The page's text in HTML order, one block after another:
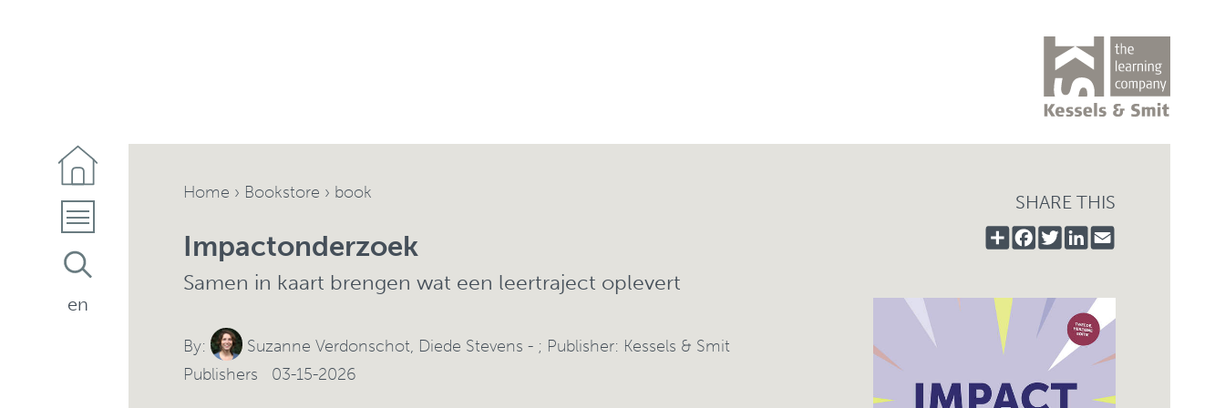
SHARE THIS
SHAREFACEBOOK
TWITTERLINKEDIN
EMAIL
Home › Bookstore › book
Impactonderzoek
Samen in kaart brengen wat een leertraject oplevert
By: Suzanne Verdonschot Diede Stevens - ; Publisher: Kessels & Smit
Publishers 03-15-2026
en